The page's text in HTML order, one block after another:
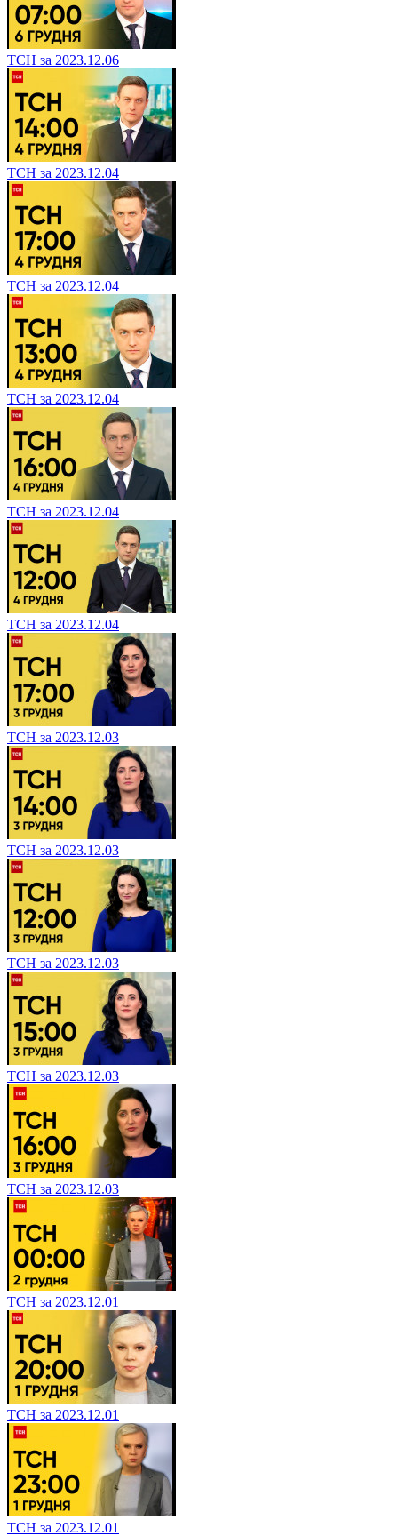
ТСН за 2023.12.06
ТСН за 2023.12.04
ТСН за 2023.12.04
ТСН за 2023.12.04
ТСН за 2023.12.04
ТСН за 2023.12.04
ТСН за 2023.12.03
ТСН за 2023.12.03
ТСН за 2023.12.03
ТСН за 2023.12.03
ТСН за 2023.12.03
ТСН за 2023.12.01
ТСН за 2023.12.01
ТСН за 2023.12.01